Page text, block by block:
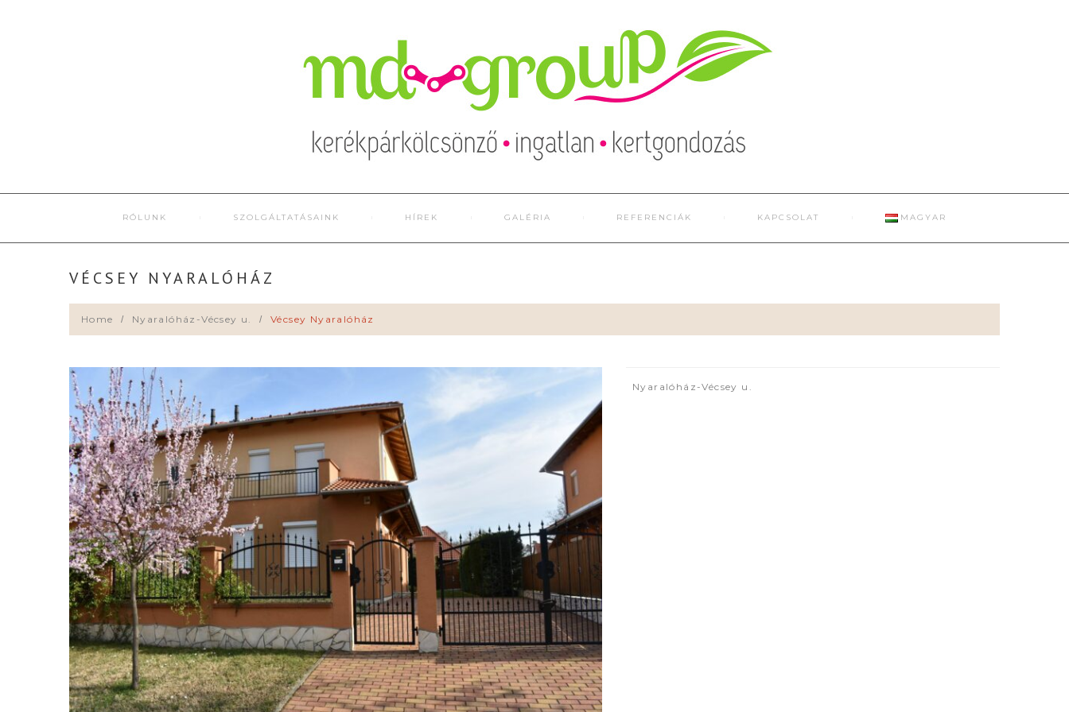
RÓLUNK SZOLGÁLTATÁSAINK HÍREK GALÉRIA REFERENCIÁK KAPCSOLAT MAGYAR
VÉCSEY NYARALÓHÁZ
Home Nyaralóház-Vécsey u. Vécsey Nyaralóház
Nyaralóház-Vécsey u.